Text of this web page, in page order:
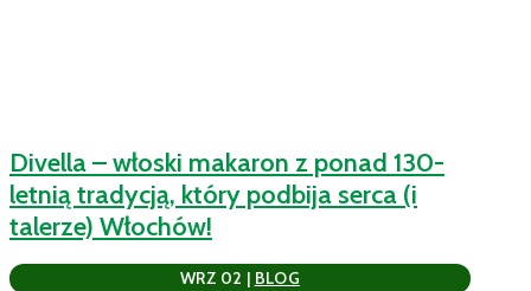
Divella – włoski makaron z ponad 130-
letnią tradycją, który podbija serca (i
talerze) Włochów!
WRZ 02 | BLOG